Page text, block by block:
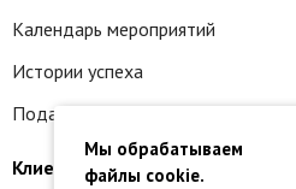
Календарь мероприятий
Истории успеха
Подать заявку на франшизу
Клиентам
Мы обрабатываем
файлы cookie.